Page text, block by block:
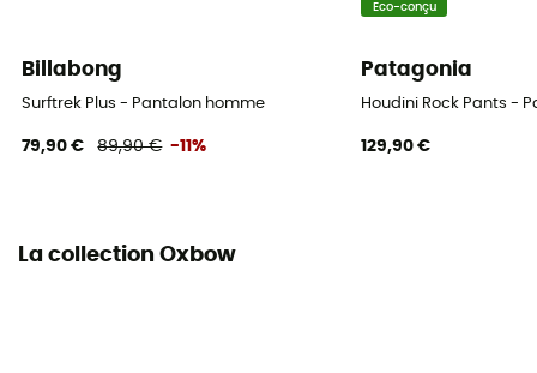
Billabong
Surftrek Plus - Pantalon homme
79,90 € 89,90 € -11%
Eco-conçu
Patagonia
Houdini Rock Pants -
129,90 €
La collection Oxbow